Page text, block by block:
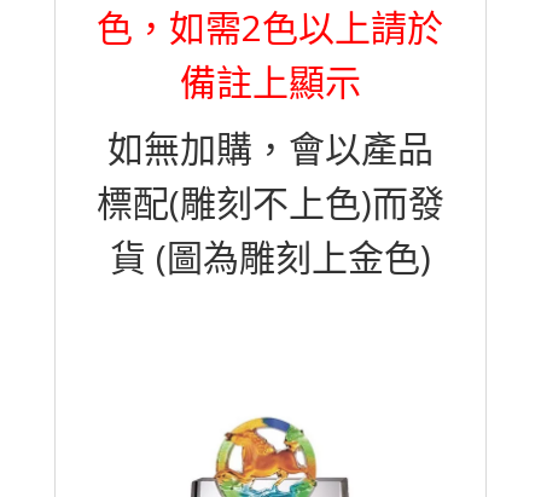
色，如需2色以上請於
備註上顯示
如無加購，會以產品
標配(雕刻不上色)而發
貨 (圖為雕刻上金色)